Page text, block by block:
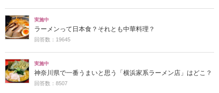
実施中
ラーメンって日本食？それとも中華料理？
回答数：19645
実施中
神奈川県で一番うまいと思う「横浜家系ラーメン店」はどこ？
回答数：8507